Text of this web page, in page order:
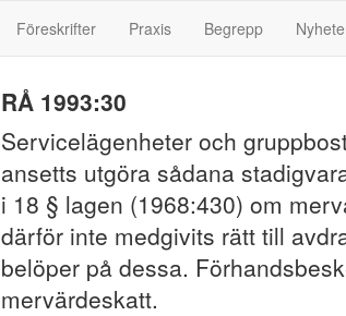
Föreskrifter Praxis Begrepp
RÅ 1993:30
Servicelägenheter och
ansetts utgöra sådana
i 18 § lagen (1968:430) om
därför inte medgivits rätt till
belöper på dessa.
mervärdeskatt.